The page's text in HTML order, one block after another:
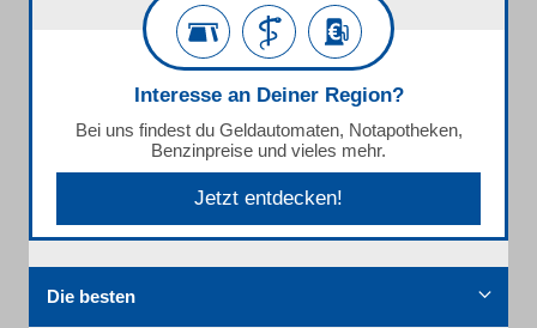
Interesse an Deiner Region?
Bei uns findest du Geldautomaten, Notapotheken,
Benzinpreise und vieles mehr.
Jetzt entdecken!
Die besten